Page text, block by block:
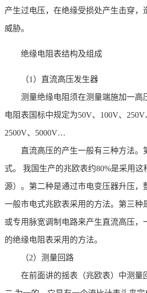
产生过电压，在绝缘受损处产生击穿，
威胁。
绝缘电阻表结构及组成
（1）直流高压发生器
测量绝缘电阻须在测量端施加一高
电阻表国标中规定为50V、100V、250V
2500V、5000V…
直流高压的产生一般有三种方法。
式。 我国生产的兆欧表约80%是采用
源）。第二种是通过市电变压器升压，
一般市电式兆欧表采用的方法。第三种
或专用脉宽调制电路来产生直流高压，
的绝缘电阻表采用的方法。
（2）测量回路
在前面讲的摇表（兆欧表）中测量